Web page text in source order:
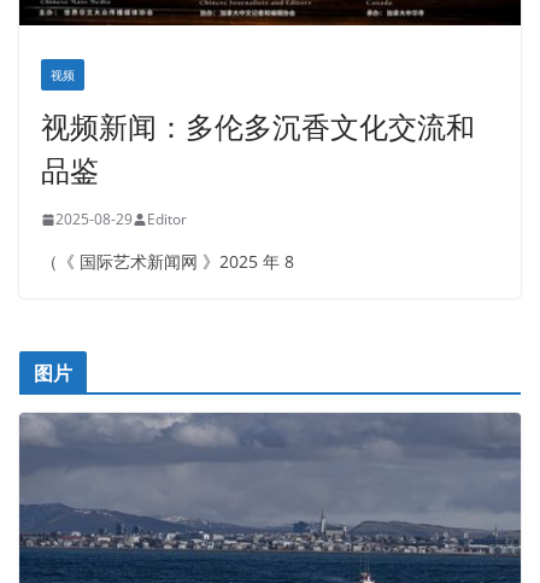
视频
视频新闻：多伦多沉香文化交流和
品鉴
2025-08-29 Editor
（《 国际艺术新闻网 》2025 年 8
图片